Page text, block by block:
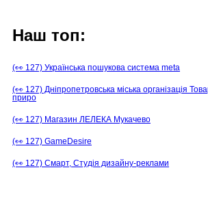
Наш топ:
(👀 127) Українська пошукова система meta
(👀 127) Дніпропетровська міська організація
приро
(👀 127) Магазин ЛЕЛЕКА Мукачево
(👀 127) GameDesire
(👀 127) Смарт, Студія дизайну-реклами